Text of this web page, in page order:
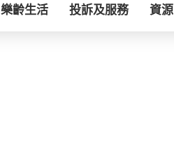
樂齡生活 投訴及服務 資